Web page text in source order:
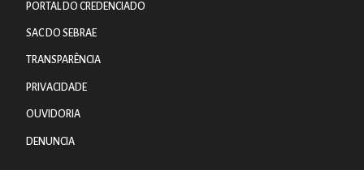
PORTAL DO CREDENCIADO
SAC DO SEBRAE
TRANSPARÊNCIA
PRIVACIDADE
OUVIDORIA
DENUNCIA